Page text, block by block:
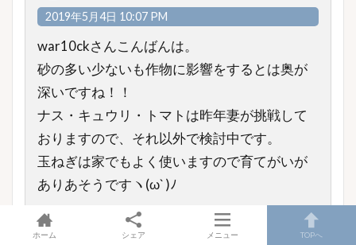
2019年5月4日 10:07 PM
war10ckさんこんばんは。
砂の多い少ないも作物に影響をするとは奥が
深いですね！！
ナス・キュウリ・トマトは昨年妻が挑戦して
おりますので、それ以外で検討中です。
玉ねぎは家でもよく使いますので育てがいが
ありあそうですヽ(ω` )ﾉ
ホーム シェア メニュー TOPへ